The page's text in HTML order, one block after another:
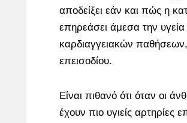
αποδείξει εάν και πώς η
επηρεάσει άμεσα την
καρδιαγγειακών
επεισοδίου.
Είναι πιθανό ότι όταν οι
έχουν πιο υγιείς αρτηρίες